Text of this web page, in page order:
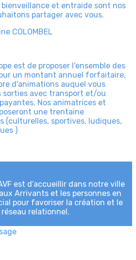
et entraide sont nos
partager avec vous.
COLOMBEL
est de proposer l'ensemble des
un montant annuel forfaitaire,
d'animations auquel vous
sorties avec transport et/ou
Nos animatrices et
une trentaine
(culturelles, sportives, ludiques,
)
est d’accueillir dans notre ville
Arrivants et les personnes en
pour favoriser la création et le
relationnel.